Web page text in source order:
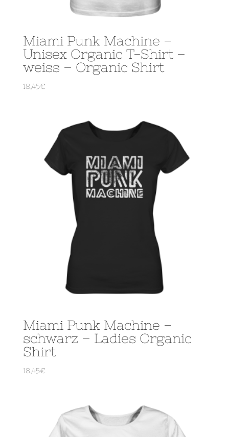
Miami Punk Machine –
Unisex Organic T-Shirt –
weiss – Organic Shirt
18,45€
Miami Punk Machine –
schwarz – Ladies Organic
Shirt
18,45€